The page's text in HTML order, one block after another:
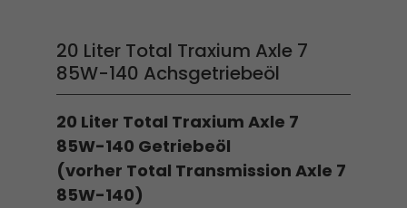
20 Liter Total Traxium Axle 7
85W-140 Achsgetriebeöl
20 Liter Total Traxium Axle 7
85W-140 Getriebeöl
(vorher Total Transmission Axle 7
85W-140)